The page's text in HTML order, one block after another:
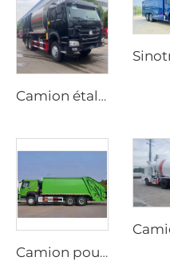
Camion étaleur de gravier synchronisé HOWO neuf, transmission manuelle, moteur diesel, prix du fabricant
Camion poubelle compacteur HOWO 6*4 20cbm avec système hydraulique PLC, chargement arrière, véhicule de gestion des déchets